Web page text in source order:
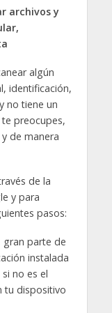
archivos y
algún
identificación,
no tiene un
preocupes,
de manera
de la
y para
pasos:
gran parte de
instalada
no es el
tu dispositivo